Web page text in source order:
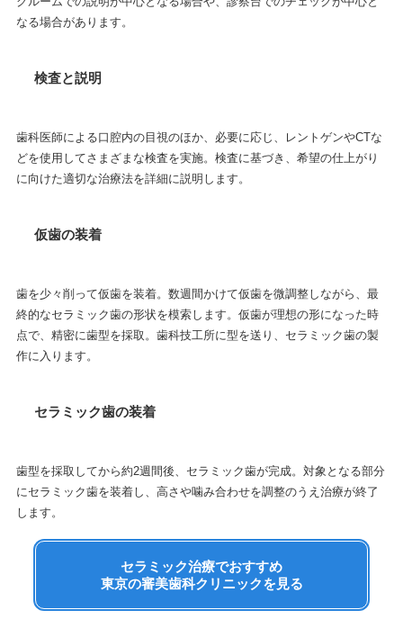
なる場合があります。
検査と説明
歯科医師による口腔内の目視のほか、必要に応じ、レントゲンやCTな
どを使用してさまざまな検査を実施。検査に基づき、希望の仕上がり
に向けた適切な治療法を詳細に説明します。
仮歯の装着
歯を少々削って仮歯を装着。数週間かけて仮歯を微調整しながら、最
終的なセラミック歯の形状を模索します。仮歯が理想の形になった時
点で、精密に歯型を採取。歯科技工所に型を送り、セラミック歯の製
作に入ります。
セラミック歯の装着
歯型を採取してから約2週間後、セラミック歯が完成。対象となる部分
にセラミック歯を装着し、高さや噛み合わせを調整のうえ治療が終了
します。
セラミック治療でおすすめ
東京の審美歯科クリニックを見る